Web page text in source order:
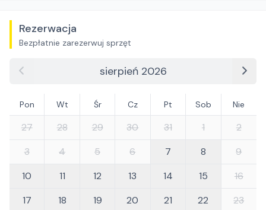
Rezerwacja
Bezpłatnie zarezerwuj sprzęt
sierpień 2026
Pon Wt Śr Cz Pt Sob Nie
27 28 29 30 31 1
2
3
4 5 6 7 8
9
10
11 12 13 14 15
16
17
18 19 20 21 22
23